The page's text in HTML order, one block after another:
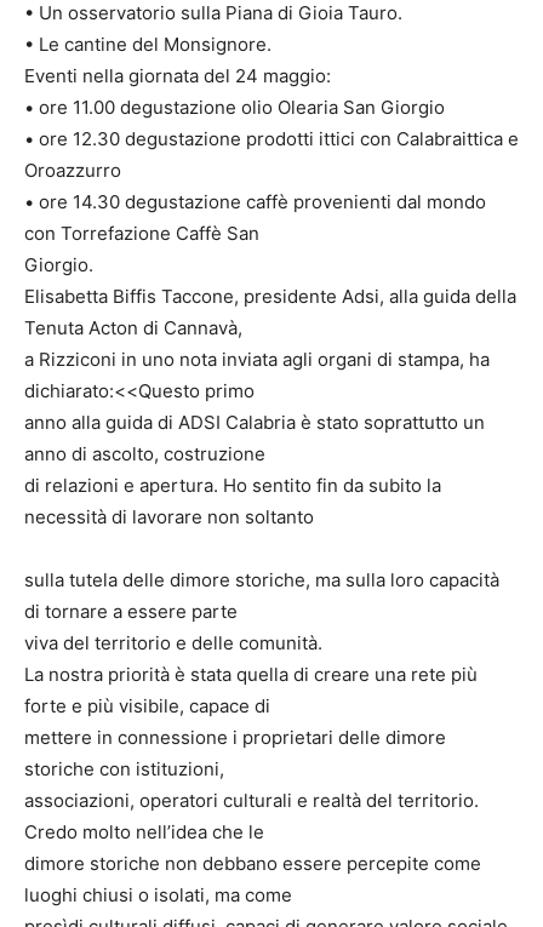
•⁠ ⁠Un osservatorio sulla Piana di Gioia Tauro.
•⁠ ⁠Le cantine del Monsignore.
Eventi nella giornata del 24 maggio:
•⁠ ⁠ore 11.00 degustazione olio Olearia San Giorgio
•⁠ ⁠⁠ore 12.30 degustazione prodotti ittici con Calabraittica e
Oroazzurro
•⁠ ⁠⁠ore 14.30 degustazione caffè provenienti dal mondo
con Torrefazione Caffè San
Giorgio.
Elisabetta Biffis Taccone, presidente Adsi, alla guida della
Tenuta Acton di Cannavà,
a Rizziconi in uno nota inviata agli organi di stampa, ha
dichiarato:<<Questo primo
anno alla guida di ADSI Calabria è stato soprattutto un
anno di ascolto, costruzione
di relazioni e apertura. Ho sentito fin da subito la
necessità di lavorare non soltanto
sulla tutela delle dimore storiche, ma sulla loro capacità
di tornare a essere parte
viva del territorio e delle comunità.
La nostra priorità è stata quella di creare una rete più
forte e più visibile, capace di
mettere in connessione i proprietari delle dimore
storiche con istituzioni,
associazioni, operatori culturali e realtà del territorio.
Credo molto nell’idea che le
dimore storiche non debbano essere percepite come
luoghi chiusi o isolati, ma come